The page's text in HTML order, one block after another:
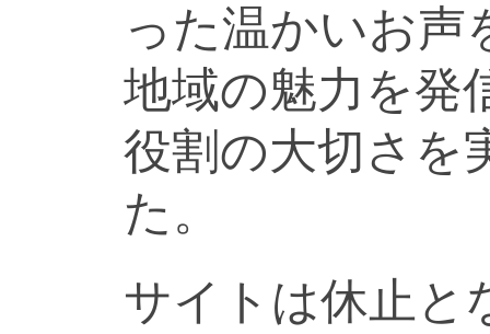
った温かいお声
地域の魅力を発
役割の大切さを
た。
サイトは休止と